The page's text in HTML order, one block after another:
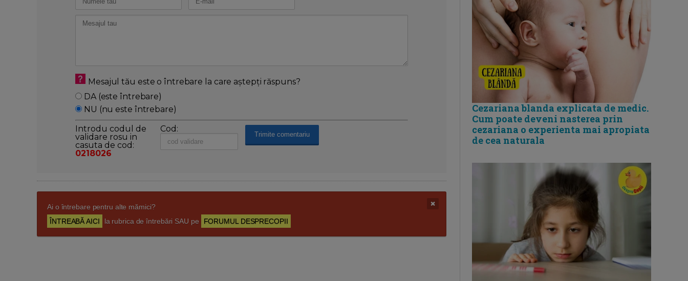
Mesajul tău este o întrebare la care aștepți răspuns?
DA (este întrebare)
NU (nu este întrebare)
Introdu codul de
validare rosu in
casuta de cod:
0218026
Cod:
Ai o întrebare pentru alte mămici?
ÎNTREABĂ AICI
la rubrica de întrebări SAU pe FORUMUL DESPRECOPII
Cezariana blanda explicata de medic.
Cum poate deveni nasterea prin
cezariana o experienta mai apropiata
de cea naturala